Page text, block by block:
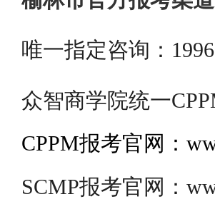
唯一指定咨询：
众智商学院统一
CPPM报考官网：
SCMP报考官网：